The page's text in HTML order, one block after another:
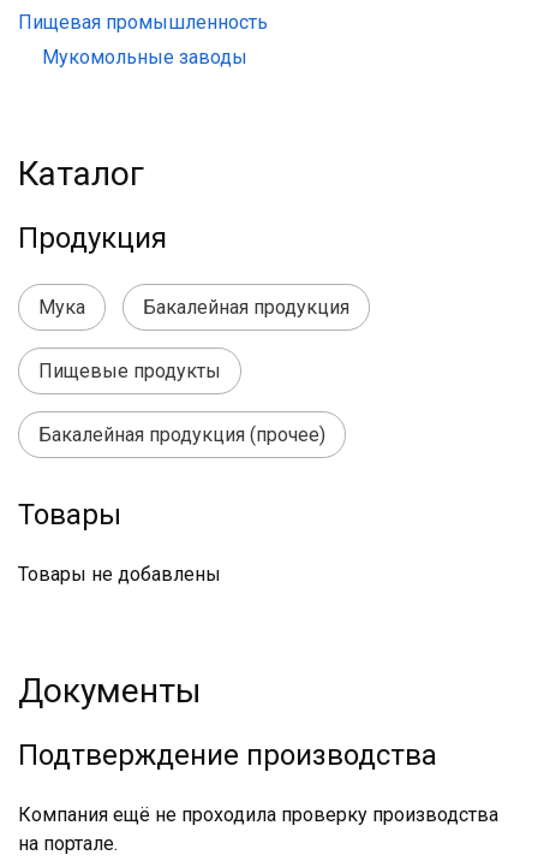
Пищевая промышленность
Мукомольные заводы
Каталог
Продукция
Мука Бакалейная продукция
Пищевые продукты
Бакалейная продукция (прочее)
Товары
Товары не добавлены
Документы
Подтверждение производства
Компания ещё не проходила проверку производства
на портале.